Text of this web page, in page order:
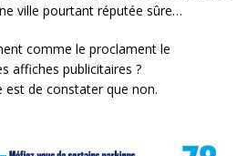
ville pourtant réputée sûre…
comme le proclament le
affiches publicitaires ?
de constater que non.